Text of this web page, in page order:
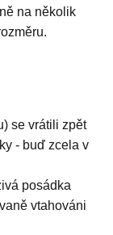
na několik
se vrátili zpět
- buď zcela v
posádka
vtahováni